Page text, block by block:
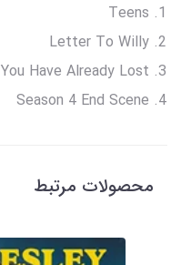
Teens
Letter To Willy
You Have Already Lost
Season 4 End Scene
محصولات مرتبط